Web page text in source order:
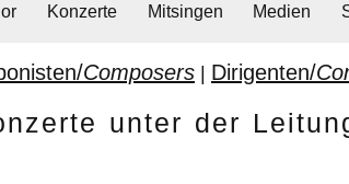
Konzerte Mitsingen Medien
Composers | Dirigenten/
unter der